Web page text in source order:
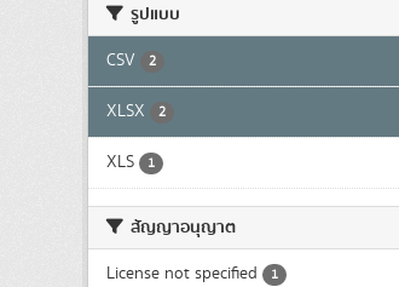
รูปแบบ
CSV 2
XLSX 2
XLS 1
สัญญาอนุญาต
License not specified 1